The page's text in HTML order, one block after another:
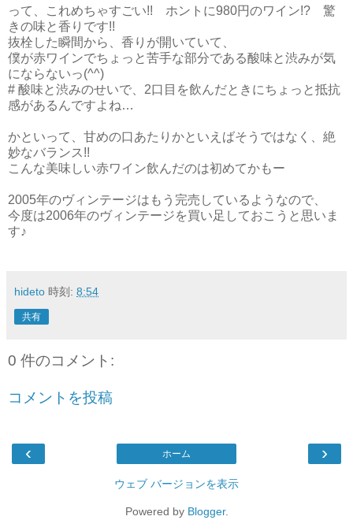
って、これめちゃすごい!! ホントに980円のワイン!? 驚
きの味と香りです!!
抜栓した瞬間から、香りが開いていて、
僕が赤ワインでちょっと苦手な部分である酸味と渋みが気
にならないっ(^^)
# 酸味と渋みのせいで、2口目を飲んだときにちょっと抵抗
感があるんですよね…
かといって、甘めの口あたりかといえばそうではなく、絶
妙なバランス!!
こんな美味しい赤ワイン飲んだのは初めてかもー
2005年のヴィンテージはもう完売しているようなので、
今度は2006年のヴィンテージを買い足しておこうと思いま
す♪
hideto 時刻: 8:54
共有
0 件のコメント:
コメントを投稿
‹ ›
ホーム
ウェブ バージョンを表示
Powered by Blogger.